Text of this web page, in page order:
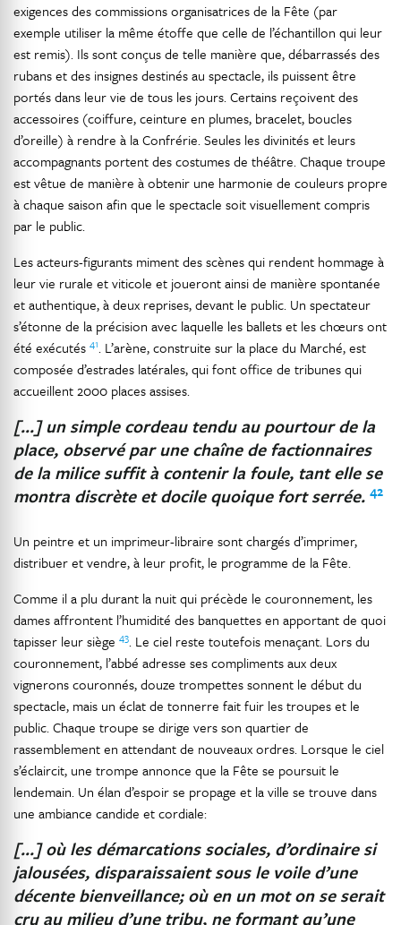
exigences des commissions organisatrices de la Fête (par
exemple utiliser la même étoffe que celle de l’échantillon qui leur
est remis). Ils sont conçus de telle manière que, débarrassés des
rubans et des insignes destinés au spectacle, ils puissent être
portés dans leur vie de tous les jours. Certains reçoivent des
accessoires (coiffure, ceinture en plumes, bracelet, boucles
d’oreille) à rendre à la Confrérie. Seules les divinités et leurs
accompagnants portent des costumes de théâtre. Chaque troupe
est vêtue de manière à obtenir une harmonie de couleurs propre
à chaque saison afin que le spectacle soit visuellement compris
par le public.
Les acteurs-figurants miment des scènes qui rendent hommage à
leur vie rurale et viticole et joueront ainsi de manière spontanée
et authentique, à deux reprises, devant le public. Un spectateur
s’étonne de la précision avec laquelle les ballets et les chœurs ont
été exécutés 41. L’arène, construite sur la place du Marché, est
composée d’estrades latérales, qui font office de tribunes qui
accueillent 2000 places assises.
[…] un simple cordeau tendu au pourtour de la
place, observé par une chaîne de factionnaires
de la milice suffit à contenir la foule, tant elle se
montra discrète et docile quoique fort serrée. 42
Un peintre et un imprimeur-libraire sont chargés d’imprimer,
distribuer et vendre, à leur profit, le programme de la Fête.
Comme il a plu durant la nuit qui précède le couronnement, les
dames affrontent l’humidité des banquettes en apportant de quoi
tapisser leur siège 43. Le ciel reste toutefois menaçant. Lors du
couronnement, l’abbé adresse ses compliments aux deux
vignerons couronnés, douze trompettes sonnent le début du
spectacle, mais un éclat de tonnerre fait fuir les troupes et le
public. Chaque troupe se dirige vers son quartier de
rassemblement en attendant de nouveaux ordres. Lorsque le ciel
s’éclaircit, une trompe annonce que la Fête se poursuit le
lendemain. Un élan d’espoir se propage et la ville se trouve dans
une ambiance candide et cordiale:
[…] où les démarcations sociales, d’ordinaire si
jalousées, disparaissaient sous le voile d’une
décente bienveillance; où en un mot on se serait
cru au milieu d’une tribu, ne formant qu’une